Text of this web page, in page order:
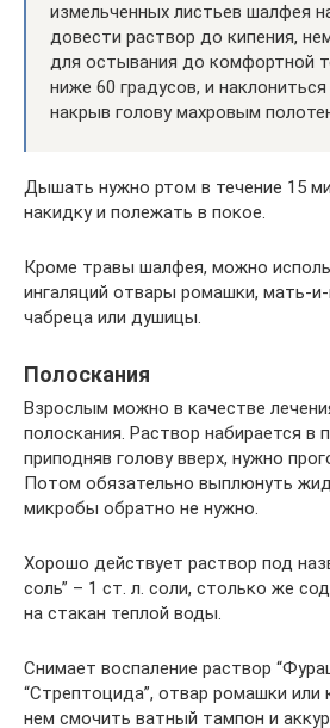
измельченных листьев шалфея
довести раствор до кипения,
для остывания до комфортной
ниже 60 градусов, и
накрыв голову махровым
Дышать нужно ртом в течение 15
накидку и полежать в покое.
Кроме травы шалфея, можно
ингаляций отвары ромашки, мать-
чабреца или душицы.
Полоскания
Взрослым можно в качестве
полоскания. Раствор набирается в
приподняв голову вверх, нужно
Потом обязательно выплюнуть
микробы обратно не нужно.
Хорошо действует раствор под
соль” – 1 ст. л. соли, столько же
на стакан теплой воды.
Снимает воспаление раствор
“Стрептоцида”, отвар ромашки
нем смочить ватный тампон и